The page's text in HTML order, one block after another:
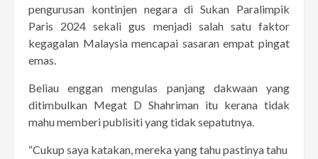
pengurusan kontinjen negara di Sukan Paralimpik
Paris 2024 sekali gus menjadi salah satu faktor
kegagalan Malaysia mencapai sasaran empat pingat
emas.
Beliau enggan mengulas panjang dakwaan yang
ditimbulkan Megat D Shahriman itu kerana tidak
mahu memberi publisiti yang tidak sepatutnya.
“Cukup saya katakan, mereka yang tahu pastinya tahu